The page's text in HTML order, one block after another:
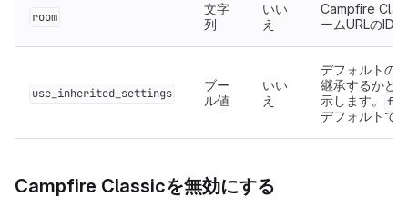
room
文字
列
いい
え
Campfire
ームURLのID
use_inherited_settings
ブー
ル値
いい
え
デフォルトの
継承するかど
示します。
デフォルトで
Campfire Classicを無効にする